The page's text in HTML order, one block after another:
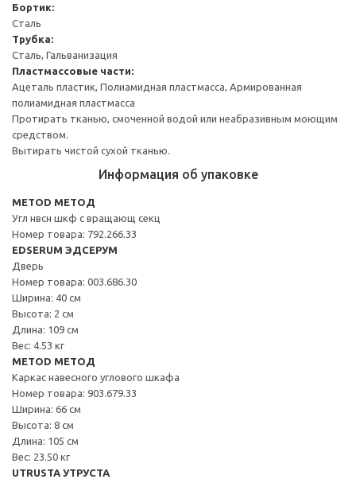
Бортик:
Сталь
Трубка:
Сталь, Гальванизация
Пластмассовые части:
Ацеталь пластик, Полиамидная пластмасса, Армированная
полиамидная пластмасса
Протирать тканью, смоченной водой или неабразивным моющим
средством.
Вытирать чистой сухой тканью.
Информация об упаковке
METOD МЕТОД
Угл нвсн шкф с вращающ секц
Номер товара: 792.266.33
EDSERUM ЭДСЕРУМ
Дверь
Номер товара: 003.686.30
Ширина: 40 см
Высота: 2 см
Длина: 109 см
Вес: 4.53 кг
METOD МЕТОД
Каркас навесного углового шкафа
Номер товара: 903.679.33
Ширина: 66 см
Высота: 8 см
Длина: 105 см
Вес: 23.50 кг
UTRUSTA УТРУСТА